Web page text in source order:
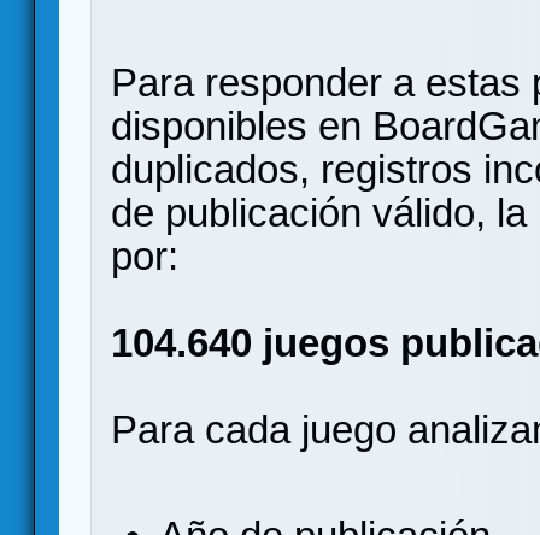
Para responder a estas
disponibles en
duplicados, registros
de publicación válido,
por:
104.640 juegos
Para cada juego